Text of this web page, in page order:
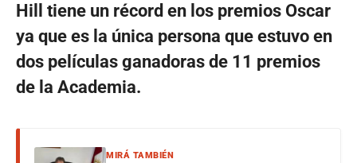
Hill tiene un récord en los premios Oscar
ya que es la única persona que estuvo en
dos películas ganadoras de 11 premios
de la Academia.
MIRÁ TAMBIÉN